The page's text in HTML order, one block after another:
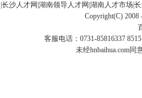
长沙人才网 湖南领导人才网 湖南人才市场
Copyright(C) 2008
客服电话：0731-85816337
未经hnbaihua.com